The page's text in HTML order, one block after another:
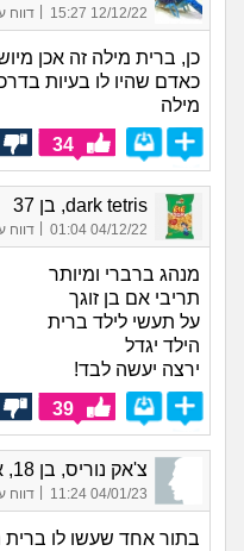
12/12/22 15:27
| דווח
כן, ברית מילה זה אכן
כאדם שהיו לו בעיות
מילה
34
dark tetris, בן 37
04/12/22 01:04
| דווח
מנהג ברברי ומיותר
תריבי אם בן זוגך
על תעשי לילד ברית
הילד יגדל
ירצה יעשה לבד!
39
צ'אק נוריס, בן 18, אורח
04/01/23 11:24 דווח